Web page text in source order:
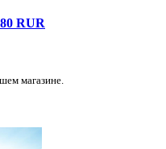
RUR
магазине.